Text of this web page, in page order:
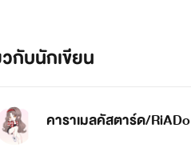
กับนักเขียน
คาราเมลคัสตาร์ด/RiADo